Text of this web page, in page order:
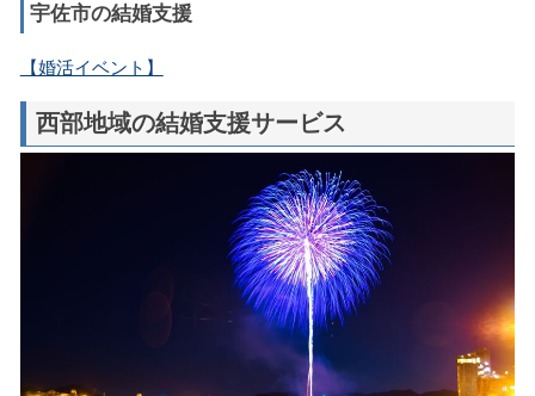
宇佐市の結婚支援
【婚活イベント】
西部地域の結婚支援サービス